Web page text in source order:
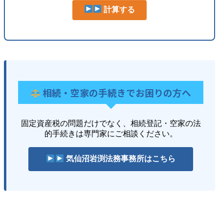
計算する
相続・空家の手続きでお困りの方へ
固定資産税の問題だけでなく、相続登記・空家の法
的手続きは専門家にご相談ください。
気仙沼岩渕法務事務所はこちら